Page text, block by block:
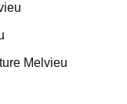
Melvieu